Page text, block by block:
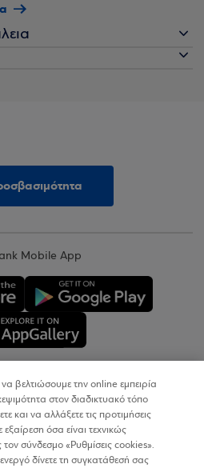
Mobile App
© 2026
Χρήσης
βελτιώσουμε την online εμπειρία
στον διαδικτυακό τόπο
και να αλλάξετε τις προτιμήσεις
όσα είναι τεχνικώς
σύνδεσμο «Ρυθμίσεις cookies».
δίνετε τη συγκατάθεσή σας